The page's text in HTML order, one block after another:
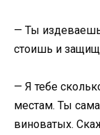
— Ты
стоишь и
— Я тебе
местам. Ты
виноватых.